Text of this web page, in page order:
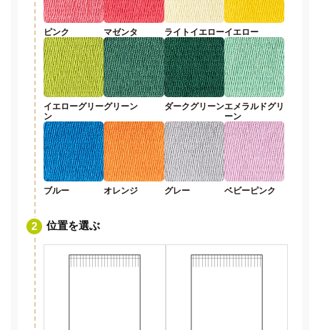
ピンク マゼンタ ライトイエローイエロー
イエローグリー
ン
グリーン ダークグリーンエメラルドグリ
ーン
ブルー オレンジ グレー ベビーピンク
位置を選ぶ